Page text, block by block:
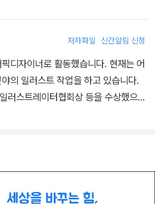
하지 않는다」를 그림책으로 새롭게 구
저자파일 신간알림 신청
디자이너로 활동했습니다. 현재는 어
의 일러스트 작업을 하고 있습니다.
러스트레이터협회상 등을 수상했으며,
왕 미생물이 지구를 지켜요』, 『인어는
달리는 야구의 모든 것』 등 수많은 책